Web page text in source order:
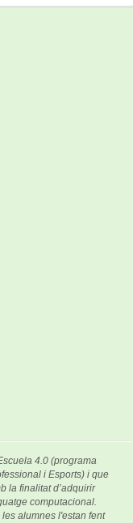
4.0 (programa
i Esports) i que
la finalitat d’adquirir
computacional.
alumnes l'estan fent